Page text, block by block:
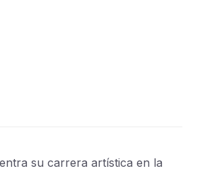
su carrera artística en la